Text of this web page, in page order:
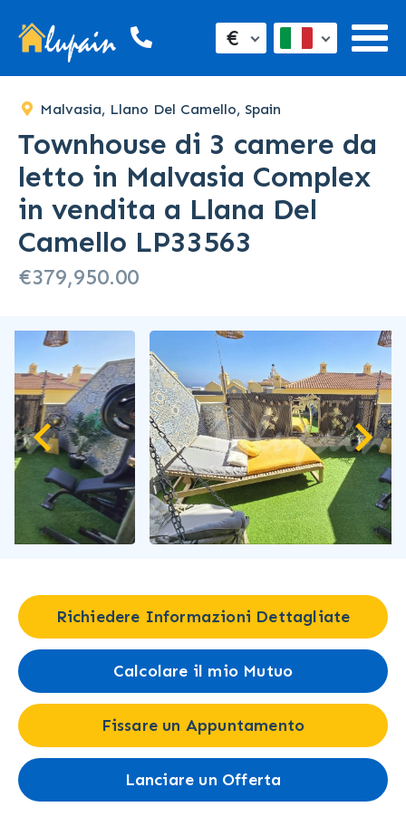
€
Malvasia, Llano Del Camello, Spain
Townhouse di 3 camere da
letto in Malvasia Complex
in vendita a Llana Del
Camello LP33563
€379,950.00
Richiedere Informazioni Dettagliate
Calcolare il mio Mutuo
Fissare un Appuntamento
Lanciare un Offerta